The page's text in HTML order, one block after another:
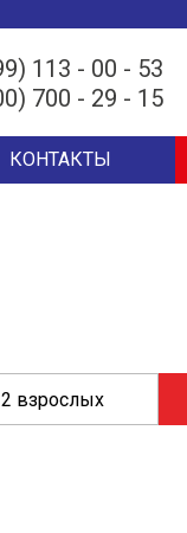
113 - 00 - 53
700 - 29 - 15
КОНТАКТЫ
2 взрослых